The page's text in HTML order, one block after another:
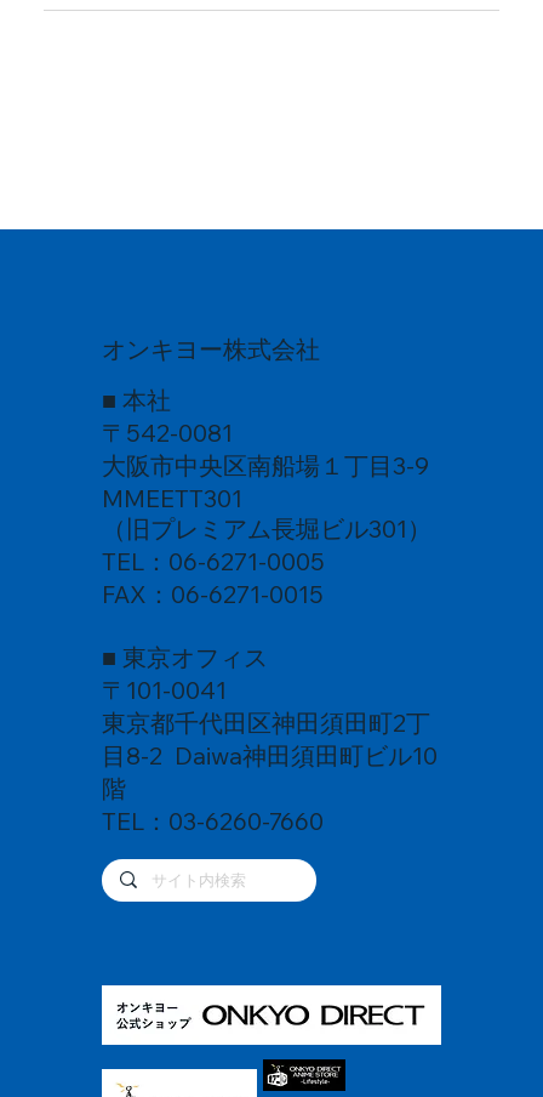
オンキヨー株式会社
■ 本社
〒542-0081
大阪市中央区南船場１丁目3-9
MMEETT301
（旧プレミアム長堀ビル301）
TEL：06-6271-0005
FAX：06-6271-0015
■ 東京オフィス
〒101-0041
東京都千代田区神田須田町2丁
目8-2 Daiwa神田須田町ビル10
階
TEL：03-6260-7660